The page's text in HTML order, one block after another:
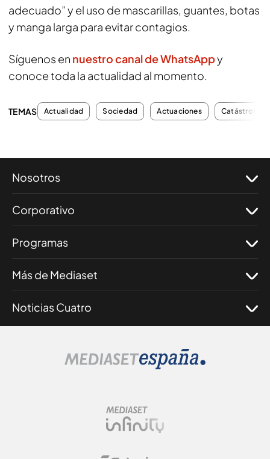
adecuado” y el uso de mascarillas, guantes, botas
y manga larga para evitar contagios.
Síguenos en nuestro canal de WhatsAppy
conoce toda la actualidad al momento.
TEMAS Actualidad Sociedad Actuaciones Catástrofes
Nosotros
Corporativo
Programas
Más de Mediaset
Noticias Cuatro